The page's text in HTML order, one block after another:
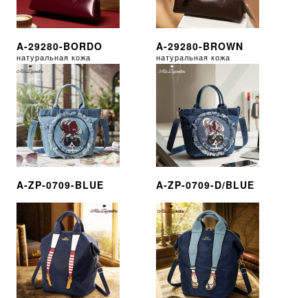
A-29280-BORDO
натуральная кожа
A-29280-BROWN
натуральная кожа
A-ZP-0709-BLUE A-ZP-0709-D/BLUE